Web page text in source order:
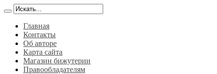
Главная
Контакты
Об авторе
Карта сайта
Магазин бижутерии
Правообладателям